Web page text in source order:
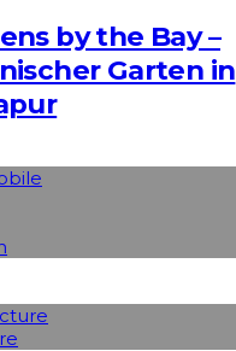
by the Bay –
Garten in